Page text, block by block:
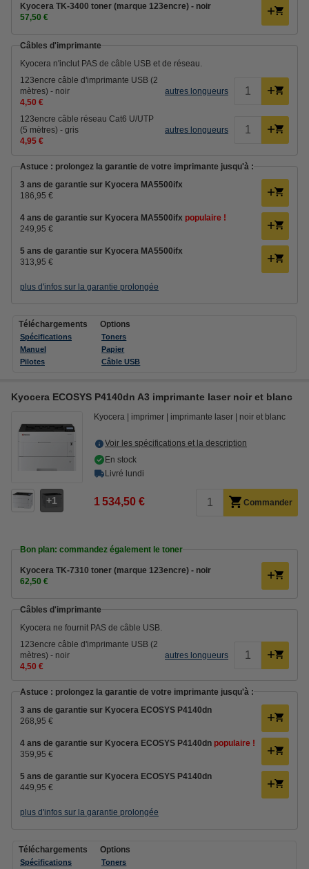
Kyocera TK-3400 toner (marque 123encre) - noir
57,50 €
Câbles d'imprimante
Kyocera n'inclut PAS de câble USB et de réseau.
123encre câble d'imprimante USB (2
mètres) - noir
4,50 €
autres longueurs
123encre câble réseau Cat6 U/UTP
(5 mètres) - gris
4,95 €
autres longueurs
Astuce : prolongez la garantie de votre imprimante jusqu'à :
3 ans de garantie sur Kyocera MA5500ifx
186,95 €
4 ans de garantie sur Kyocera MA5500ifx populaire !
249,95 €
5 ans de garantie sur Kyocera MA5500ifx
313,95 €
plus d'infos sur la garantie prolongée
Téléchargements
Spécifications
Manuel
Pilotes
Options
Toners
Papier
Câble USB
Kyocera ECOSYS P4140dn A3 imprimante laser noir et blanc
1
Kyocera imprimer imprimante laser noir et blanc
Voir les spécifications et la description
En stock
Livré lundi
1 534,50 € Commander
Bon plan: commandez également le toner
Kyocera TK-7310 toner (marque 123encre) - noir
62,50 €
Câbles d'imprimante
Kyocera ne fournit PAS de câble USB.
123encre câble d'imprimante USB (2
mètres) - noir
4,50 €
autres longueurs
Astuce : prolongez la garantie de votre imprimante jusqu'à :
3 ans de garantie sur Kyocera ECOSYS P4140dn
268,95 €
4 ans de garantie sur Kyocera ECOSYS P4140dn populaire !
359,95 €
5 ans de garantie sur Kyocera ECOSYS P4140dn
449,95 €
plus d'infos sur la garantie prolongée
Téléchargements
Spécifications
Options
Toners